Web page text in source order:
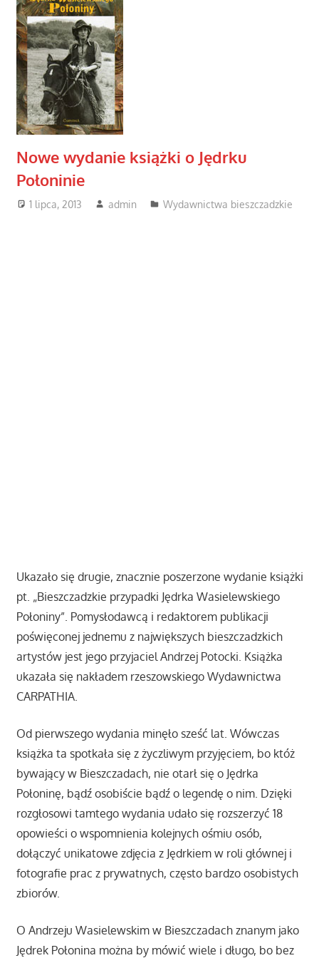
Nowe wydanie książki o Jędrku
Połoninie
1 lipca, 2013 admin Wydawnictwa bieszczadzkie
Ukazało się drugie, znacznie poszerzone wydanie książki
pt. „Bieszczadzkie przypadki Jędrka Wasielewskiego
Połoniny”. Pomysłodawcą i redaktorem publikacji
poświęconej jednemu z największych bieszczadzkich
artystów jest jego przyjaciel Andrzej Potocki. Książka
ukazała się nakładem rzeszowskiego Wydawnictwa
CARPATHIA.
Od pierwszego wydania minęło sześć lat. Wówczas
książka ta spotkała się z życzliwym przyjęciem, bo któż
bywający w Bieszczadach, nie otarł się o Jędrka
Połoninę, bądź osobiście bądź o legendę o nim. Dzięki
rozgłosowi tamtego wydania udało się rozszerzyć 18
opowieści o wspomnienia kolejnych ośmiu osób,
dołączyć unikatowe zdjęcia z Jędrkiem w roli głównej i
fotografie prac z prywatnych, często bardzo osobistych
zbiorów.
O Andrzeju Wasielewskim w Bieszczadach znanym jako
Jędrek Połonina można by mówić wiele i długo, bo bez